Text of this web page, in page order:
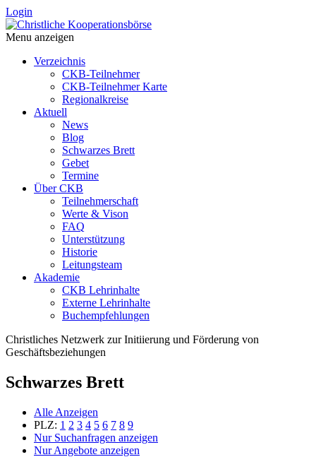
Login
Menu anzeigen
Verzeichnis
CKB-Teilnehmer
CKB-Teilnehmer Karte
Regionalkreise
Aktuell
News
Blog
Schwarzes Brett
Gebet
Termine
Über CKB
Teilnehmerschaft
Werte & Vison
FAQ
Unterstützung
Historie
Leitungsteam
Akademie
CKB Lehrinhalte
Externe Lehrinhalte
Buchempfehlungen
Christliches Netzwerk zur Initiierung und Förderung von
Geschäftsbeziehungen
Schwarzes Brett
Alle Anzeigen
PLZ: 1 2 3 4 5 6 7 8 9
Nur Suchanfragen anzeigen
Nur Angebote anzeigen